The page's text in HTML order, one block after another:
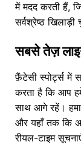
में मदद करती हैं,
सर्वश्रेष्ठ खिलाड़ी
सबसे तेज़
फ़ैंटेसी स्पोर्ट्स में
करता है कि आप
साथ आगे रहें।
और यहाँ तक कि
रीयल-टाइम